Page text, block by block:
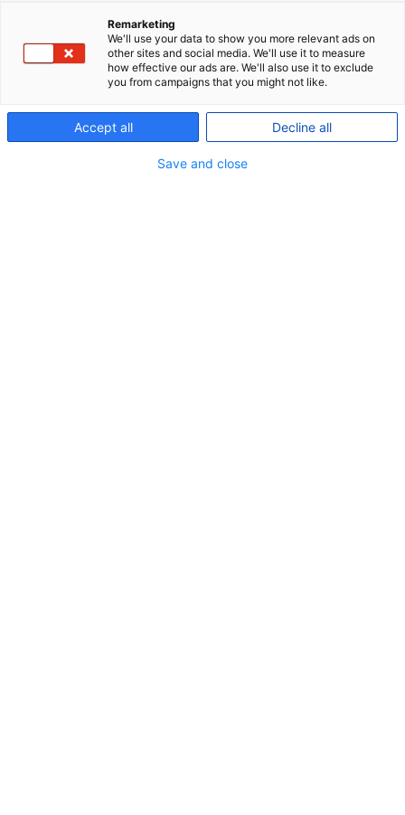
Remarketing
We'll use your data to show you more relevant ads on
other sites and social media. We'll use it to measure
how effective our ads are. We'll also use it to exclude
you from campaigns that you might not like.
Accept all Decline all
Save and close